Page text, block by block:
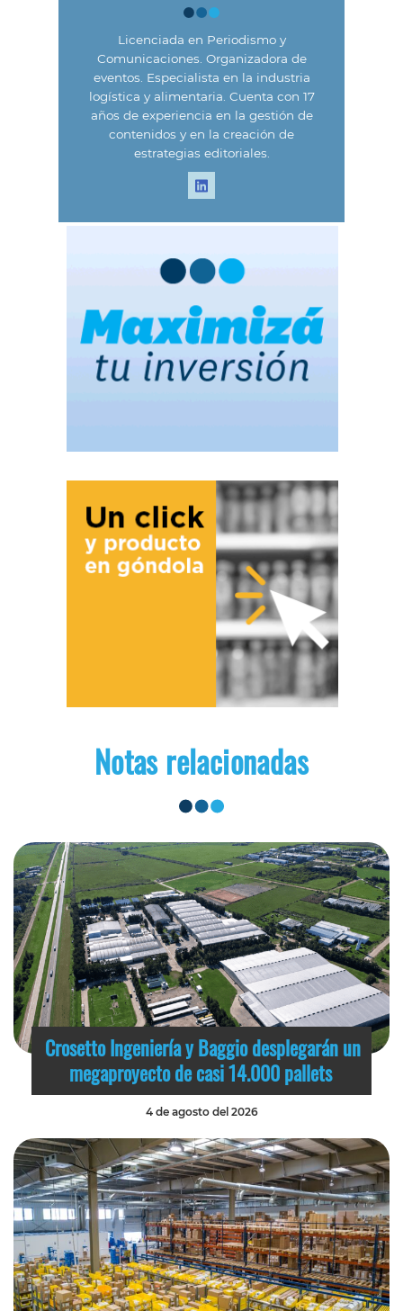
Licenciada en Periodismo y
Comunicaciones. Organizadora de
eventos. Especialista en la industria
logística y alimentaria. Cuenta con 17
años de experiencia en la gestión de
contenidos y en la creación de
estrategias editoriales.
Notas relacionadas
Crosetto Ingeniería y Baggio desplegarán un
megaproyecto de casi 14.000 pallets
4 de agosto del 2026